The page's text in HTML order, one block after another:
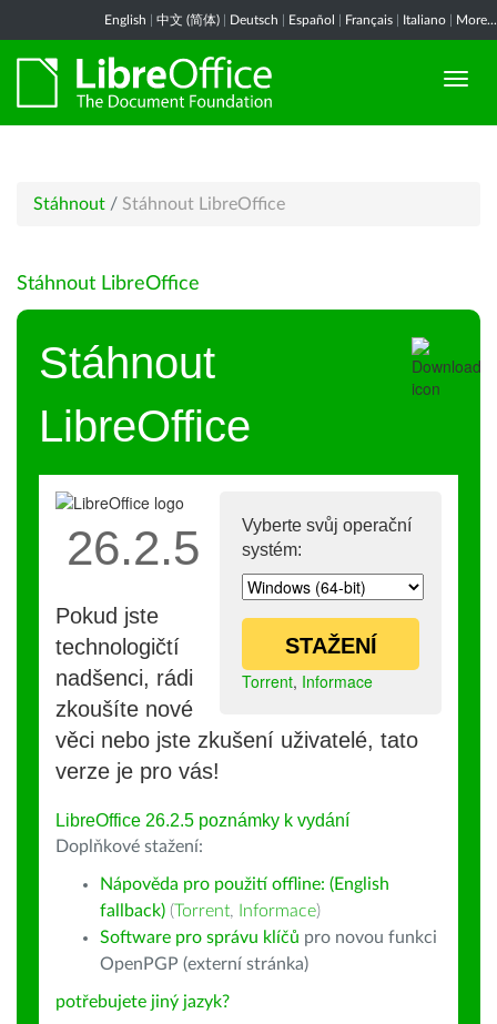
English 中文 (简体) Deutsch Español Français Italiano More...
Stáhnout / Stáhnout LibreOffice
Stáhnout LibreOffice
Stáhnout
LibreOffice
Vyberte svůj operační
systém:
STAŽENÍ
Torrent, Informace
26.2.5
Pokud jste
technologičtí
nadšenci, rádi
zkoušíte nové
věci nebo jste zkušení uživatelé, tato
verze je pro vás!
LibreOffice 26.2.5 poznámky k vydání
Doplňkové stažení:
Nápověda pro použití offline: (English
fallback) (Torrent, Informace)
Software pro správu klíčů pro novou funkci
OpenPGP (externí stránka)
potřebujete jiný jazyk?